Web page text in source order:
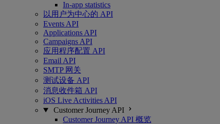
In-app statistics
以用户为中心的 API
Events API
Applications API
Campaigns API
应用程序配置 API
Email API
SMTP 网关
测试设备 API
消息收件箱 API
iOS Live Activities API
Customer Journey API
Customer Journey API 概览